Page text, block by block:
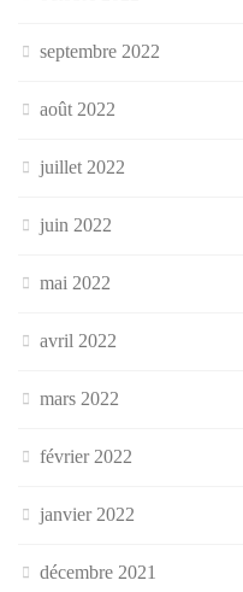
septembre 2022
août 2022
juillet 2022
juin 2022
mai 2022
avril 2022
mars 2022
février 2022
janvier 2022
décembre 2021